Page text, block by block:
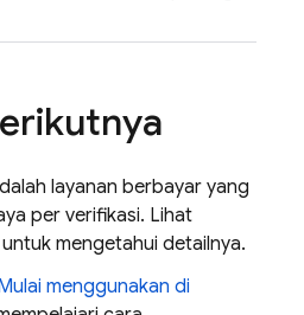
layanan berbayar yang
per verifikasi. Lihat
untuk mengetahui detailnya.
menggunakan di